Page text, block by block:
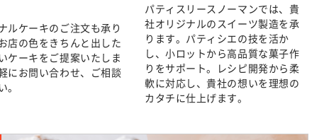
ルケーキのご注文も承り
店の色をきちんと出した
ケーキをご提案いたしま
にお問い合わせ、ご相談
。
パティスリースノーマンでは、貴
社オリジナルのスイーツ製造を承
ります。パティシエの技を活か
し、小ロットから高品質な菓子作
りをサポート。レシピ開発から柔
軟に対応し、貴社の想いを理想の
カタチに仕上げます。